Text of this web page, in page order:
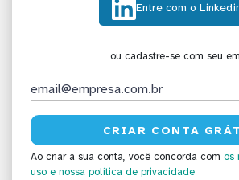
Entre com o
ou cadastre-se com seu
Ao criar a sua conta, você concorda com os
uso e nossa política de privacidade